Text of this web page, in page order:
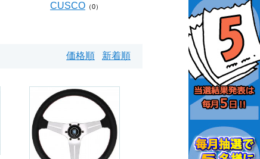
CUSCO （0）
価格順 新着順